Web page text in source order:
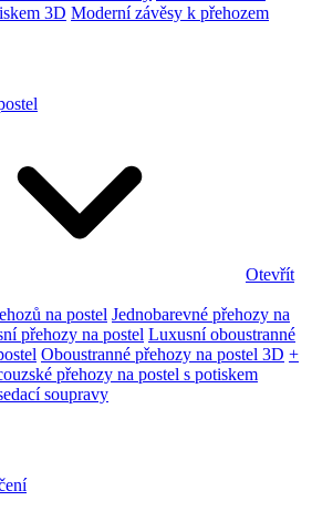
3D Moderní závěsy k přehozem
Otevřít
na postel Jednobarevné přehozy na
přehozy na postel Luxusní oboustranné
Oboustranné přehozy na postel 3D +
přehozy na postel s potiskem
soupravy